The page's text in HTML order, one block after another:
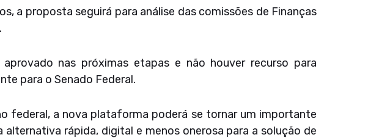
a proposta seguirá para análise das comissões de Finanças
nas próximas etapas e não houver recurso para
para o Senado Federal.
federal, a nova plataforma poderá se tornar um importante
rápida, digital e menos onerosa para a solução de